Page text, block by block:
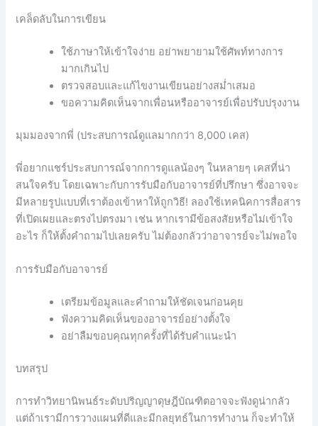
เคล็ดลับในการเขียน
ใช้ภาษาให้เข้าใจง่าย อย่าพยายามใช้ศัพท์ทางการ
มากเกินไป
ตรวจสอบและแก้ไขงานเขียนอย่างสม่ำเสมอ
ขอความคิดเห็นจากเพื่อนหรืออาจารย์เพื่อปรับปรุงงาน
มุมมองจากพี่ (ประสบการณ์ดูแลมากกว่า 8,000 เคส)
พี่อยากแชร์ประสบการณ์จากการดูแลน้องๆ ในหลายๆ เคสที่น่า
สนใจครับ โดยเฉพาะกับการรับมือกับอาจารย์ที่ปรึกษา ซึ่งอาจจะ
มีหลายรูปแบบที่เราต้องเข้าหาให้ถูกวิธี! ลองใช้เทคนิคการสื่อสาร
ที่เปิดเผยและตรงไปตรงมา เช่น หากเรามีข้อสงสัยหรือไม่เข้าใจ
อะไร ก็ให้ตั้งคำถามไปเลยครับ ไม่ต้องกลัวว่าอาจารย์จะไม่พอใจ
การรับมือกับอาจารย์
เตรียมข้อมูลและคำถามให้ชัดเจนก่อนคุย
ฟังความคิดเห็นของอาจารย์อย่างตั้งใจ
อย่าลืมขอบคุณทุกครั้งที่ได้รับคำแนะนำ
บทสรุป
การทำวิทยานิพนธ์ระดับปริญญาดุษฎีบัณฑิตอาจจะฟังดูน่ากลัว
แต่ถ้าเรามีการวางแผนที่ดีและมีกลยุทธ์ในการทำงาน ก็จะทำให้